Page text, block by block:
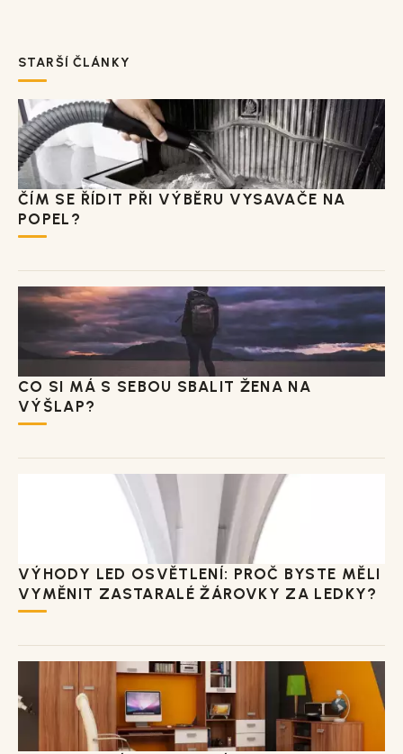
STARŠÍ ČLÁNKY
ČÍM SE ŘÍDIT PŘI VÝBĚRU VYSAVAČE NA
POPEL?
CO SI MÁ S SEBOU SBALIT ŽENA NA
VÝŠLAP?
VÝHODY LED OSVĚTLENÍ: PROČ BYSTE MĚLI
VYMĚNIT ZASTARALÉ ŽÁROVKY ZA LEDKY?